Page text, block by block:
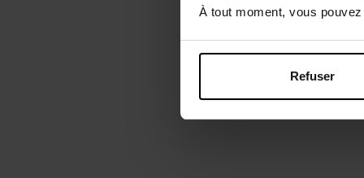
À tout moment, vous
Refuser